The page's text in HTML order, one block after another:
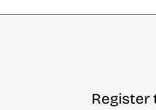
Register